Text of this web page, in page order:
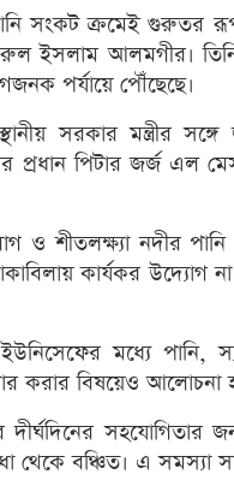
সংকট ক্রমেই গুরুতর রূপ
ইসলাম আলমগীর।
পর্যায়ে পৌঁছেছে।
সরকার মন্ত্রীর
প্রধান পিটার জর্জ
ও শীতলক্ষ্যা নদীর
কার্যকর উদ্যোগ
মধ্যে পানি,
করার বিষয়েও আলোচনা
দীর্ঘদিনের
থেকে বঞ্চিত। এ সমস্যা